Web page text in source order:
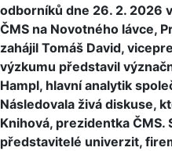
odborníků dne 26. 2. 2026
ČMS na Novotného lávce,
zahájil Tomáš David,
výzkumu představil
Hampl, hlavní analytik
Následovala živá diskuse,
Knihová, prezidentka ČMS.
představitelé univerzit,